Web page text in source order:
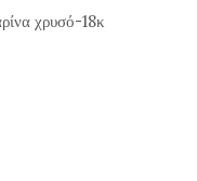
χρυσό-18κ